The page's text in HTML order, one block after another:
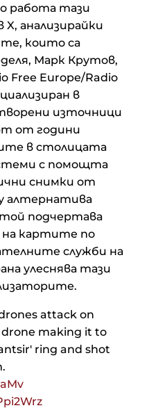
работа тази
X, анализирайки
които са
Марк Крутов,
Free Europe/Radio
в
източници
от години
в столицата
с помощта
снимки от
алтернатива
подчертава
на картите по
служби на
улеснява тази
attack on
drone making it to
ring and shot